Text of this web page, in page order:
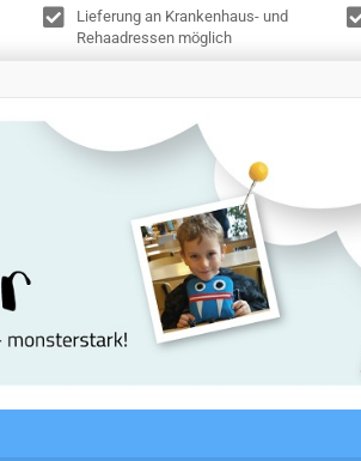
Lieferung an Krankenhaus- und
Rehaadressen möglich